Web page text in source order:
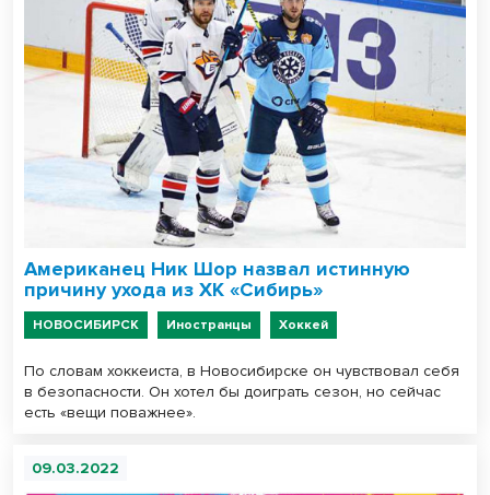
Американец Ник Шор назвал истинную
причину ухода из ХК «Сибирь»
НОВОСИБИРСК Иностранцы Хоккей
По словам хоккеиста, в Новосибирске он чувствовал себя
в безопасности. Он хотел бы доиграть сезон, но сейчас
есть «вещи поважнее».
09.03.2022